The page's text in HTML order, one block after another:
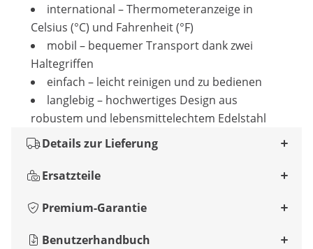
international – Thermometeranzeige in
Celsius (°C) und Fahrenheit (°F)
mobil – bequemer Transport dank zwei
Haltegriffen
einfach – leicht reinigen und zu bedienen
langlebig – hochwertiges Design aus
robustem und lebensmittelechtem Edelstahl
Details zur Lieferung
Ersatzteile
Premium-Garantie
Benutzerhandbuch